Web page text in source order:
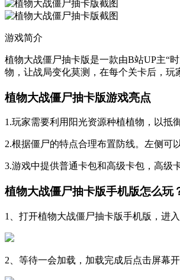
游戏简介
植物大战僵尸抽卡版是一款由B站UP主“
物，让战局变化莫测，在每个关卡后，玩
植物大战僵尸抽卡版游戏亮点
1.玩家需要利用阳光资源种植植物，以抵
2.根据僵尸的特点合理布置防线。左侧可
3.游戏中提供普通卡包和高级卡包，高级
植物大战僵尸抽卡版手机版怎么玩
1、打开植物大战僵尸抽卡版手机版，进
2、等待一会加载，加载完成后点击屏幕开